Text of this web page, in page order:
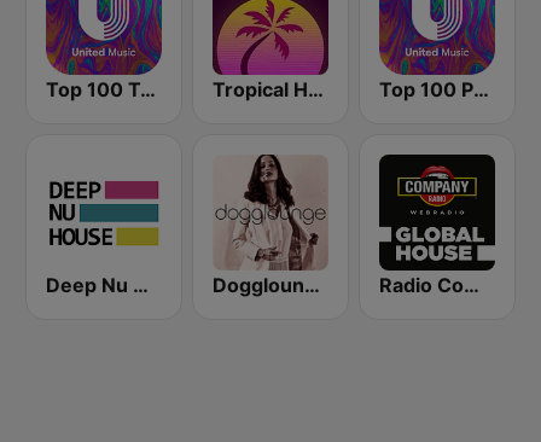
Top 100 Tech House - United Music Tropical House Top 100 Progressive House - United Music
Deep Nu House Radio by SO&SO Dogglounge Deep House Radio Radio Company Global House